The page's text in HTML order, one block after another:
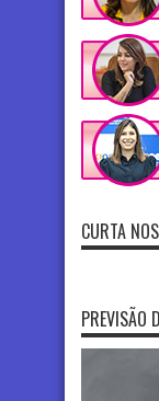
CURTA
PREVISÃO